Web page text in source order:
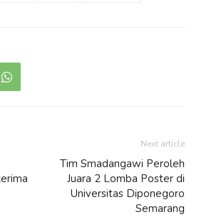
Next article
Tim Smadangawi Peroleh
Juara 2 Lomba Poster di
Universitas Diponegoro
Semarang